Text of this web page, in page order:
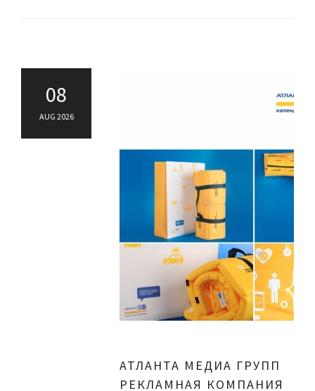
08
AUG 2026
АТЛАНТА МЕДИА ГРУПП
РЕКЛАМНАЯ КОМПАНИЯ